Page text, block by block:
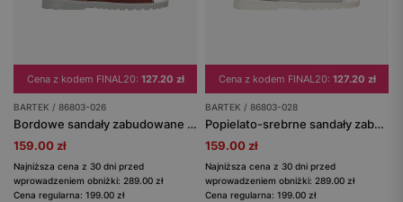
Cena z kodem FINAL20: 127.20 zł
BARTEK / 86803-026
Bordowe sandały zabudowane BARTEK 86803-026
159.00 zł
Najniższa cena z 30 dni przed
wprowadzeniem obniżki: 289.00 zł
Cena regularna: 199.00 zł
Cena z kodem FINAL20: 127.20 zł
BARTEK / 86803-028
Popielato-srebrne sandały zabudowane BARTEK 86803-028
159.00 zł
Najniższa cena z 30 dni przed
wprowadzeniem obniżki: 289.00 zł
Cena regularna: 199.00 zł